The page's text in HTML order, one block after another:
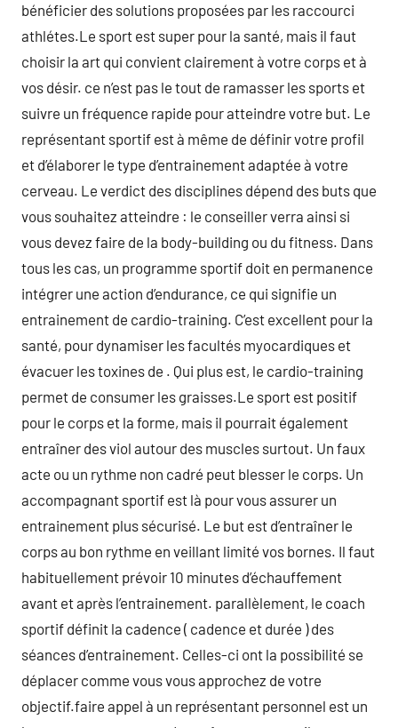
bénéficier des solutions proposées par les raccourci
athlétes.Le sport est super pour la santé, mais il faut
choisir la art qui convient clairement à votre corps et à
vos désir. ce n’est pas le tout de ramasser les sports et
suivre un fréquence rapide pour atteindre votre but. Le
représentant sportif est à même de définir votre profil
et d’élaborer le type d’entrainement adaptée à votre
cerveau. Le verdict des disciplines dépend des buts que
vous souhaitez atteindre : le conseiller verra ainsi si
vous devez faire de la body-building ou du fitness. Dans
tous les cas, un programme sportif doit en permanence
intégrer une action d’endurance, ce qui signifie un
entrainement de cardio-training. C’est excellent pour la
santé, pour dynamiser les facultés myocardiques et
évacuer les toxines de . Qui plus est, le cardio-training
permet de consumer les graisses.Le sport est positif
pour le corps et la forme, mais il pourrait également
entraîner des viol autour des muscles surtout. Un faux
acte ou un rythme non cadré peut blesser le corps. Un
accompagnant sportif est là pour vous assurer un
entrainement plus sécurisé. Le but est d’entraîner le
corps au bon rythme en veillant limité vos bornes. Il faut
habituellement prévoir 10 minutes d’échauffement
avant et après l’entrainement. parallèlement, le coach
sportif définit la cadence ( cadence et durée ) des
séances d’entrainement. Celles-ci ont la possibilité se
déplacer comme vous vous approchez de votre
objectif.faire appel à un représentant personnel est un